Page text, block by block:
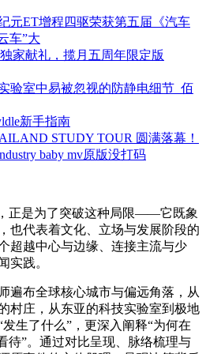
元ET增程四驱荣获第五届《汽车
车”大
家献礼，揽月五周年限定版
验室中易被忽视的防静电细节_佰
新手指南
STUDY TOUR 圆满落幕！
baby mv原版没打码
正是为了突破这种局限——它既象
也代表着文化、立场与发展阶段的
超越中心与边缘、连接主流与少
实践。
遍布全球核心城市与偏远角落，从
村庄，从东亚的科技实验室到极地
生了什么”，更深入阐释“为何在
待”。通过对比呈现、脉络梳理与